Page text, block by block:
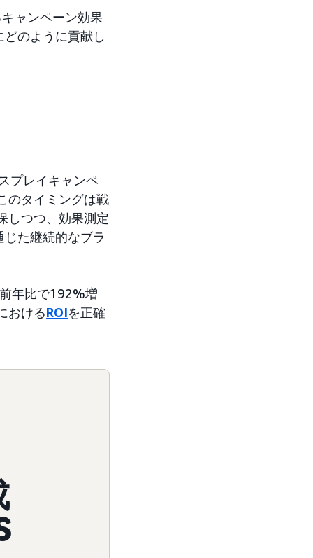
ャンペーン効果
のように貢献し
プレイキャンペ
のタイミングは戦
しつつ、効果測定
た継続的なブラ
年比で192%増
おけるROIを正確